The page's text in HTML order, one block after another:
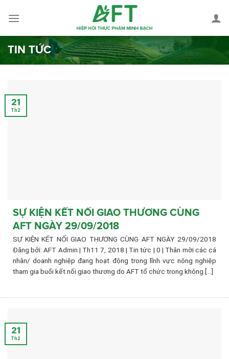
TIN TỨC
SỰ KIỆN KẾT NỐI GIAO THƯƠNG CÙNG
AFT NGÀY 29/09/2018
SỰ KIỆN KẾT NỐI GIAO THƯƠNG CÙNG AFT NGÀY 29/09/2018
Đăng bởi: AFT Admin | Th11 7, 2018 | Tin tức | 0 | Thân mời các cá
nhân/ doanh nghiệp đang hoạt động trong lĩnh vực nông nghiệp
tham gia buổi kết nối giao thương do AFT tổ chức trong không [...]
21
Th2
21
Th2